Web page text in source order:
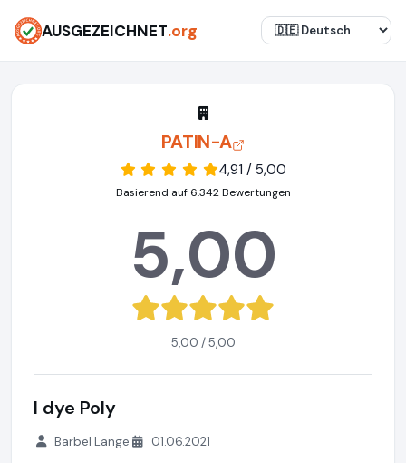
AUSGEZEICHNET.org
PATIN-A
4,91 / 5,00
Basierend auf 6.342 Bewertungen
5,00
5,00 / 5,00
I dye Poly
Bärbel Lange 01.06.2021